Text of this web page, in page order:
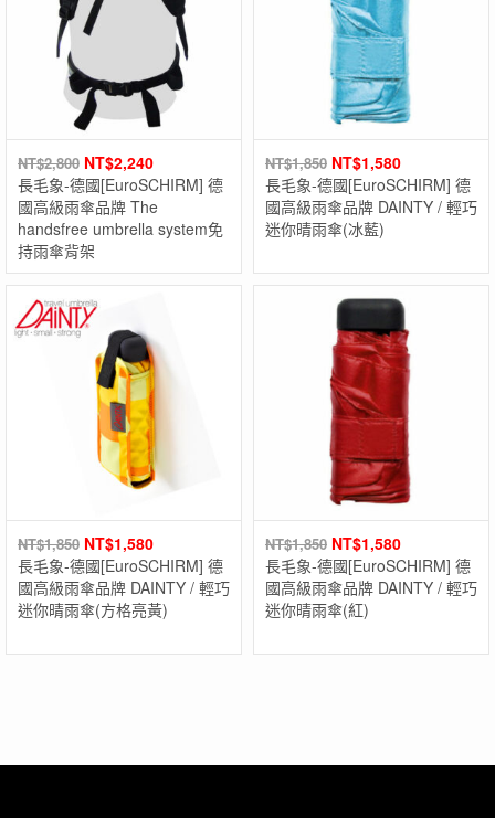
NT$2,800 NT$2,240
長毛象-德國[EuroSCHIRM] 德
國高級雨傘品牌 The
handsfree umbrella system免
持雨傘背架
NT$1,850 NT$1,580
長毛象-德國[EuroSCHIRM] 德
國高級雨傘品牌 DAINTY / 輕巧
迷你晴雨傘(冰藍)
NT$1,850 NT$1,580
長毛象-德國[EuroSCHIRM] 德
國高級雨傘品牌 DAINTY / 輕巧
迷你晴雨傘(方格亮黃)
NT$1,850 NT$1,580
長毛象-德國[EuroSCHIRM] 德
國高級雨傘品牌 DAINTY / 輕巧
迷你晴雨傘(紅)